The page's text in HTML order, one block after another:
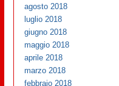
agosto 2018
luglio 2018
giugno 2018
maggio 2018
aprile 2018
marzo 2018
febbraio 2018